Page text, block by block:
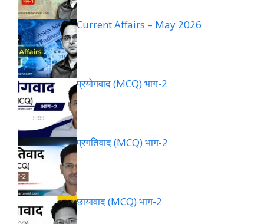
Current Affairs – May 2026
प्रयोगवाद (MCQ) भाग-2
प्रगतिवाद (MCQ) भाग-2
छायावाद (MCQ) भाग-2